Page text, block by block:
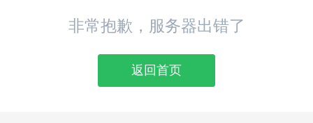
非常抱歉，服务器出错了
返回首页